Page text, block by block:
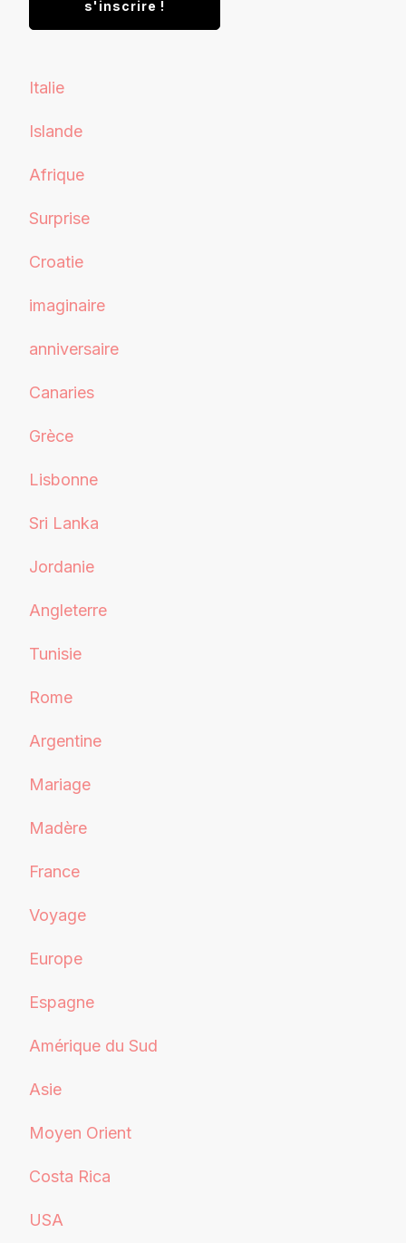
Italie
Islande
Afrique
Surprise
Croatie
imaginaire
anniversaire
Canaries
Grèce
Lisbonne
Sri Lanka
Jordanie
Angleterre
Tunisie
Rome
Argentine
Mariage
Madère
France
Voyage
Europe
Espagne
Amérique du Sud
Asie
Moyen Orient
Costa Rica
USA